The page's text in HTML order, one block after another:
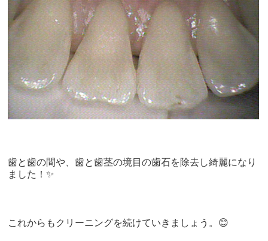
歯と歯の間や、歯と歯茎の境目の歯石を除去し綺麗になり
ました！✨
これからもクリーニングを続けていきましょう。😊